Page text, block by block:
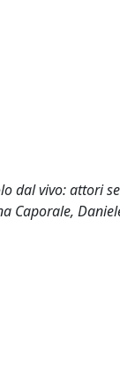
vivo: attori
Caporale,